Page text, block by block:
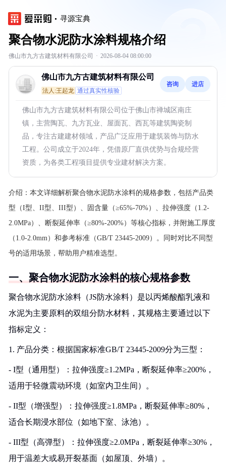
寻源宝典
聚合物水泥防水涂料规格介绍
佛山市九方古建筑材料有限公司 · 2026-08-04 08:00:00
佛山市九方古建筑材料有限公司
法人:王起龙 通过真实性核验
咨询 进店
佛山市九方古建筑材料有限公司位于佛山市禅城区南庄
镇，主营陶瓦、九方瓦业、屋面瓦、西瓦等建筑陶瓷制
品，专注古建建材领域，产品广泛应用于建筑装饰与防水
工程。公司成立于2024年，凭借原厂直供优势与合规经营
资质，为各类工程项目提供专业建材解决方案。
介绍： 本文详细解析聚合物水泥防水涂料的规格参数，包括产品类
型（I型、II型、III型）、固含量（≥65%-70%）、拉伸强度（1.2-
2.0MPa）、断裂延伸率（≥80%-200%）等核心指标，并附施工厚度
（1.0-2.0mm）和参考标准（GB/T 23445-2009）。同时对比不同型
号的适用场景，帮助用户精准选型。
一、聚合物水泥防水涂料的核心规格参数
聚合物水泥防水涂料（JS防水涂料）是以丙烯酸酯乳液和
水泥为主要原料的双组分防水材料，其规格主要通过以下
指标定义：
1. 产品分类：根据国家标准GB/T 23445-2009分为三型：
- I型（通用型）：拉伸强度≥1.2MPa，断裂延伸率≥200%，
适用于轻微震动环境（如室内卫生间）。
- II型（增强型）：拉伸强度≥1.8MPa，断裂延伸率≥80%，
适合长期浸水部位（如地下室、泳池）。
- III型（高弹型）：拉伸强度≥2.0MPa，断裂延伸率≥30%，
用于温差大或易开裂基面（如屋顶、外墙）。